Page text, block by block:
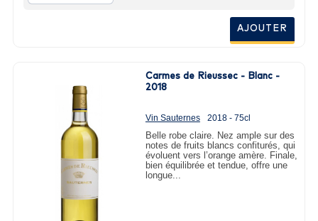
AJOUTER
Carmes de Rieussec - Blanc -
2018
Vin Sauternes 2018 - 75cl
Belle robe claire. Nez ample sur des
notes de fruits blancs confiturés, qui
évoluent vers l’orange amère. Finale,
bien équilibrée et tendue, offre une
longue...